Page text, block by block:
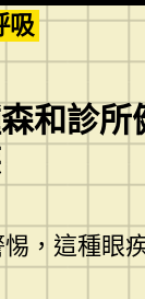
吸
和診所
，這種眼